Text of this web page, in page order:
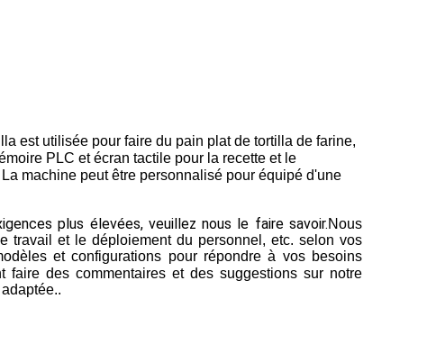
est utilisée pour faire du pain plat de tortilla de farine,
PLC et écran tactile pour la recette et le
machine peut être personnalisé pour équipé d'une
plus élevées, veuillez nous le faire savoir.Nous
travail et le déploiement du personnel, etc. selon vos
et configurations pour répondre à vos besoins
des commentaires et des suggestions sur notre